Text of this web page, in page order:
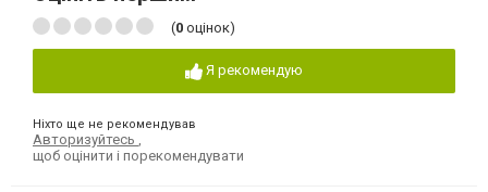
(0 оцінок)
Я рекомендую
Ніхто ще не рекомендував
Авторизуйтесь
щоб оцінити і порекомендувати